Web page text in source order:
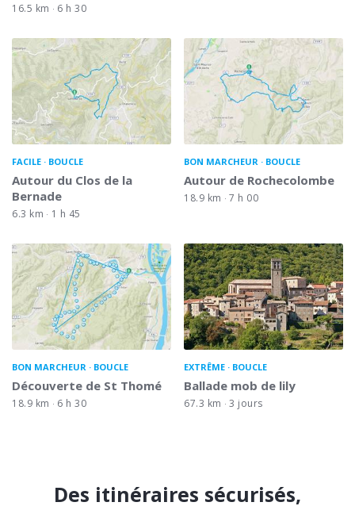
16.5 km 6 h 30
FACILE BOUCLE
Autour du Clos de la
Bernade
6.3 km 1 h 45
BON MARCHEUR BOUCLE
Autour de Rochecolombe
18.9 km 7 h 00
BON MARCHEUR BOUCLE
Découverte de St Thomé
18.9 km 6 h 30
EXTRÊME BOUCLE
Ballade mob de lily
67.3 km 3 jours
Des itinéraires sécurisés,